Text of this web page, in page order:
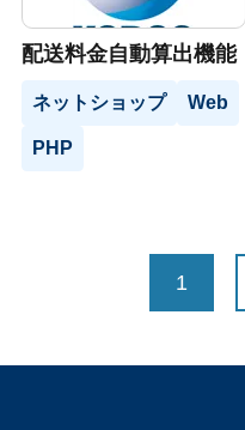
配送料金自動算出機能
ネットショップ Web
PHP
1